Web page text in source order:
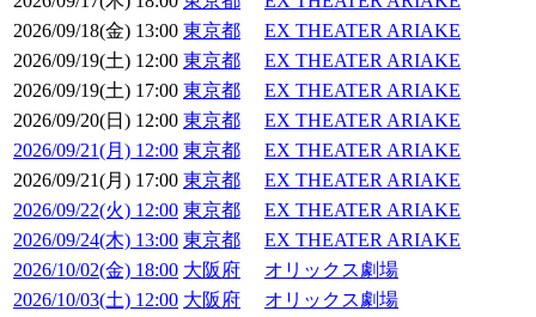
2026/09/18(金) 13:00 東京都
EX THEATER ARIAKE
2026/09/19(土) 12:00 東京都
EX THEATER ARIAKE
2026/09/19(土) 17:00 東京都
EX THEATER ARIAKE
2026/09/20(日) 12:00 東京都
EX THEATER ARIAKE
2026/09/21(月) 12:00 東京都
EX THEATER ARIAKE
2026/09/21(月) 17:00 東京都
EX THEATER ARIAKE
2026/09/22(火) 12:00 東京都
EX THEATER ARIAKE
2026/09/24(木) 13:00 東京都
EX THEATER ARIAKE
2026/10/02(金) 18:00 大阪府
オリックス劇場
2026/10/03(土) 12:00 大阪府
オリックス劇場